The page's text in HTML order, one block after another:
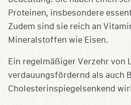
Proteinen, insbesondere
Zudem sind sie reich an
Mineralstoffen wie Eisen.
Ein regelmäßiger Verzehr von
verdauungsfördernd als auch
Cholesterinspiegelsenkend